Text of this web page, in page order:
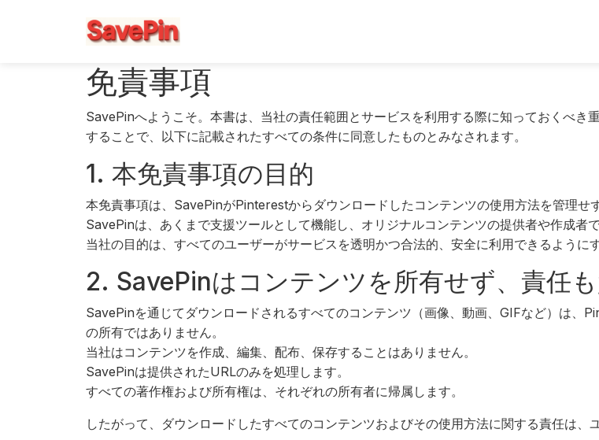
免責事項
SavePinへようこそ。本書は、当社の責任範囲とサービスを利用する際に知っておくべ
することで、以下に記載されたすべての条件に同意したものとみなされます。
1. 本免責事項の目的
本免責事項は、SavePinがPinterestからダウンロードしたコンテンツの使用方法を管理せ
SavePinは、あくまで支援ツールとして機能し、オリジナルコンテンツの提供者や作成者で
当社の目的は、すべてのユーザーがサービスを透明かつ合法的、安全に利用できるように
2. SavePinはコンテンツを所有せず、責任
SavePinを通じてダウンロードされるすべてのコンテンツ（画像、動画、GIFなど）は、
の所有ではありません。
当社はコンテンツを作成、編集、配布、保存することはありません。
SavePinは提供されたURLのみを処理します。
すべての著作権および所有権は、それぞれの所有者に帰属します。
したがって、ダウンロードしたすべてのコンテンツおよびその使用方法に関する責任は、